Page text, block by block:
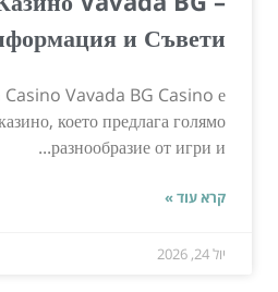
и Съвети
Casino Vavada BG Casino е
което предлага голямо
разнообразие от игри и...
קרא עוד »
יול 24, 2026